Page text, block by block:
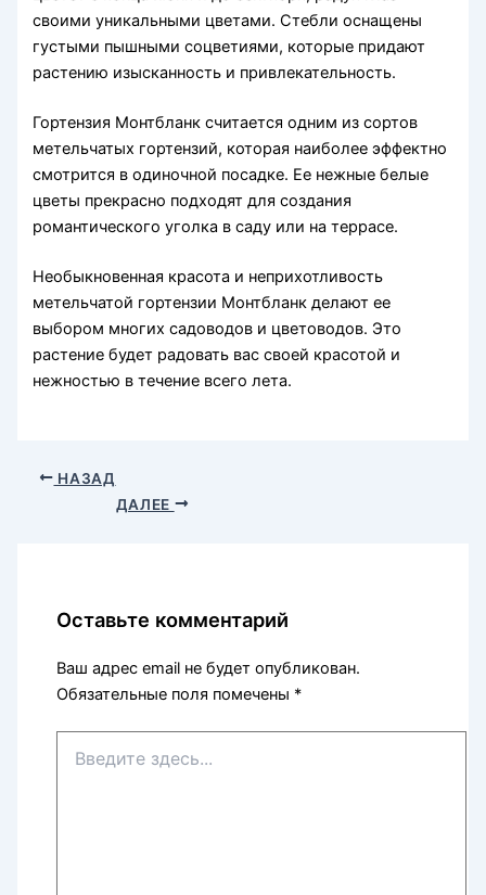
своими уникальными цветами. Стебли оснащены
густыми пышными соцветиями, которые придают
растению изысканность и привлекательность.
Гортензия Монтбланк считается одним из сортов
метельчатых гортензий, которая наиболее эффектно
смотрится в одиночной посадке. Ее нежные белые
цветы прекрасно подходят для создания
романтического уголка в саду или на террасе.
Необыкновенная красота и неприхотливость
метельчатой гортензии Монтбланк делают ее
выбором многих садоводов и цветоводов. Это
растение будет радовать вас своей красотой и
нежностью в течение всего лета.
НАЗАД
ДАЛЕЕ
Оставьте комментарий
Ваш адрес email не будет опубликован.
Обязательные поля помечены *
здесь...